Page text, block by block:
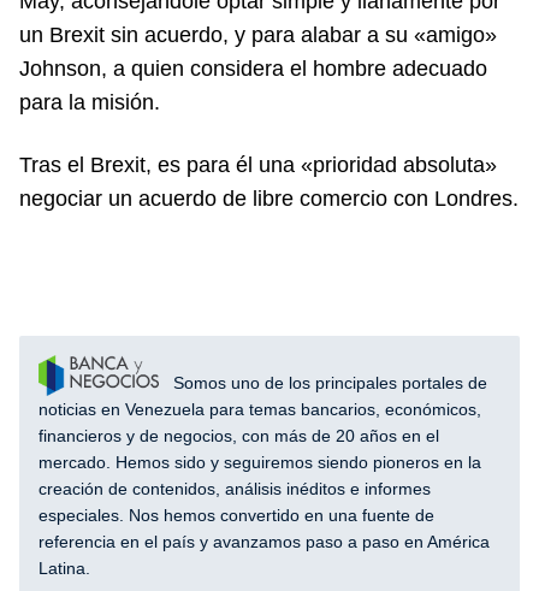
un Brexit sin acuerdo, y para alabar a su «amigo»
Johnson, a quien considera el hombre adecuado
para la misión.
Tras el Brexit, es para él una «prioridad absoluta»
negociar un acuerdo de libre comercio con Londres.
Somos uno de los principales portales de
noticias en Venezuela para temas bancarios, económicos,
financieros y de negocios, con más de 20 años en el
mercado. Hemos sido y seguiremos siendo pioneros en la
creación de contenidos, análisis inéditos e informes
especiales. Nos hemos convertido en una fuente de
referencia en el país y avanzamos paso a paso en América
Latina.